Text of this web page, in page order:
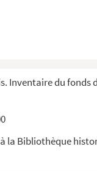
Inventaire du fonds
Bibliothèque